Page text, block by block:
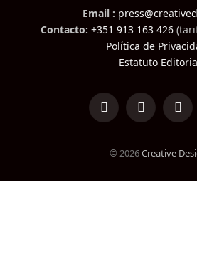
Email :
Contacto: +351 913 163 426
Política de
Estatuto
LinkedInFacebook
© 2026Creative